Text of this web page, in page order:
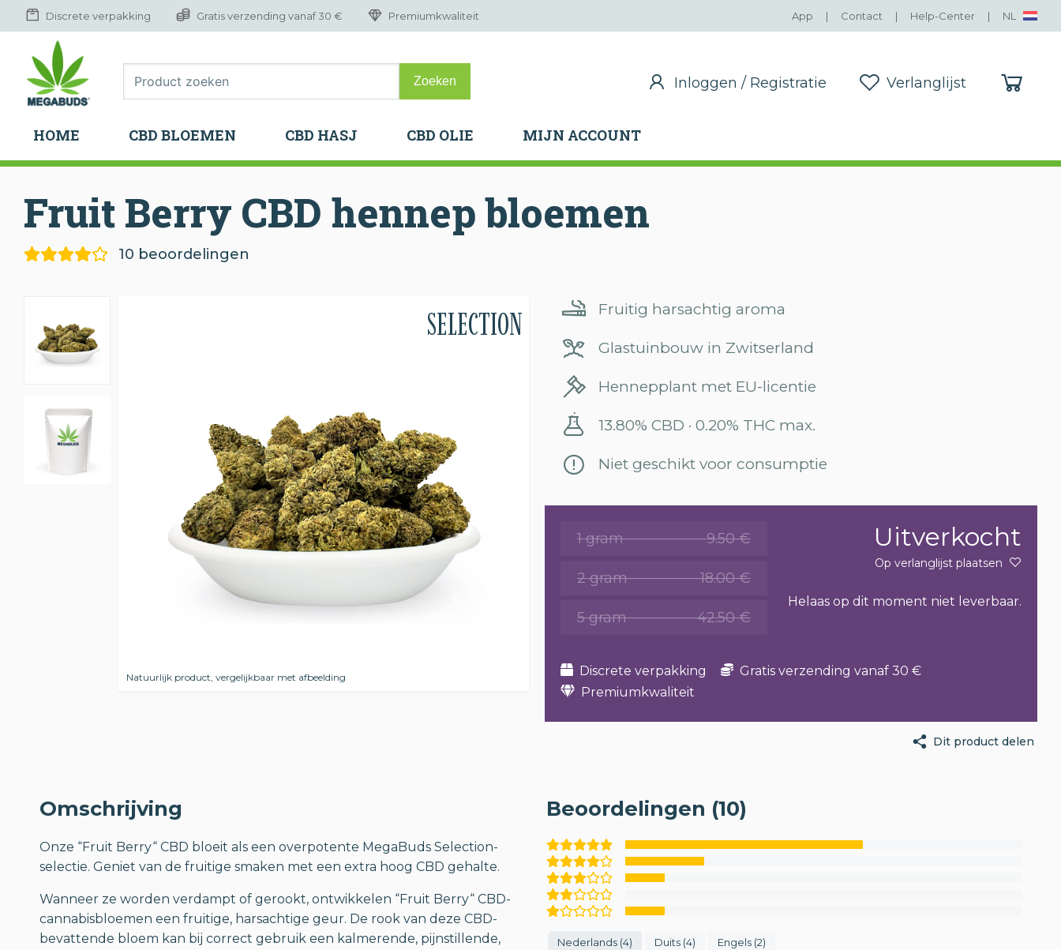
HOME CBD BLOEMEN CBD HASJ CBD OLIE
Discrete verpakking Gratis verzending vanaf 30 € Premiumkwaliteit App | Contact | Help-Center | NL
Inloggen / Registratie Verlanglijst
HOME CBD BLOEMEN CBD HASJ CBD OLIE MIJN ACCOUNT
Fruit Berry CBD hennepbloemen
10 beoordelingen
SELECTION
Natuurlijk product, vergelijkbaar met afbeelding
Fruitig harsachtig aroma
Glastuinbouw in Zwitserland
Hennepplant met EU-licentie
13.80% CBD · 0.20% THC max.
Niet geschikt voor consumptie
1 gram 9.50 €
2 gram 18.00 €
5 gram 42.50 €
Uitverkocht
Op verlanglijst plaatsen
Helaas op dit moment niet leverbaar.
Discrete verpakking
Gratis verzending vanaf 30 €
Premiumkwaliteit
Dit product delen
Omschrijving
Onze “Fruit Berry“ CBD bloeit als een overpotente MegaBuds Selection-
selectie. Geniet van de fruitige smaken met een extra hoog CBD gehalte.
Wanneer ze worden verdampt of gerookt, ontwikkelen “Fruit Berry“ CBD-
cannabisbloemen een fruitige, harsachtige geur. De rook van deze CBD-
bevattende bloem kan bij correct gebruik een kalmerende, pijnstillende,
Beoordelingen (10)
Nederlands (4) Duits (4) Engels (2)